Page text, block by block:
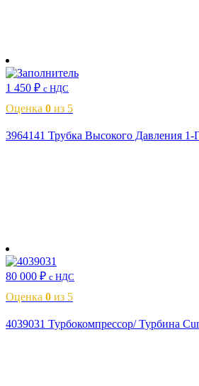
1 450 ₽ с НДС
Оценка 0 из 5
3964141 Трубка Высокого Давления
80 000 ₽ с НДС
Оценка 0 из 5
4039031 Турбокомпрессор/ Турбина